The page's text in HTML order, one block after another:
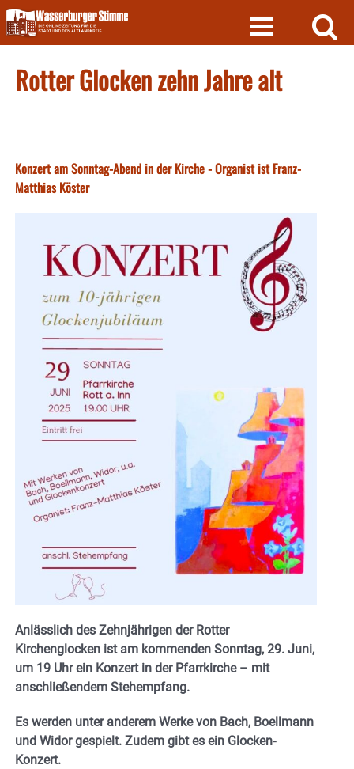
Skip
to
content
Rotter Glocken zehn Jahre alt
Konzert am Sonntag-Abend in der Kirche - Organist ist Franz-
Matthias Köster
Anlässlich des Zehnjährigen der Rotter
Kirchenglocken ist am kommenden Sonntag, 29. Juni,
um 19 Uhr ein Konzert in der Pfarrkirche – mit
anschließendem Stehempfang.
Es werden unter anderem Werke von Bach, Boellmann
und Widor gespielt. Zudem gibt es ein Glocken-
Konzert.